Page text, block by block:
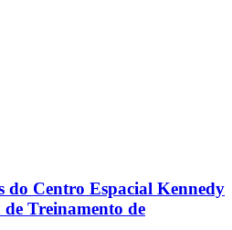
do Centro Espacial Kennedy
Treinamento de